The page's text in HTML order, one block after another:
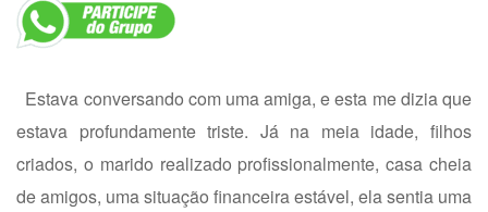
Estava conversando com uma amiga, e esta me dizia que
estava profundamente triste. Já na meia idade, filhos
criados, o marido realizado profissionalmente, casa cheia
de amigos, uma situação financeira estável, ela sentia uma